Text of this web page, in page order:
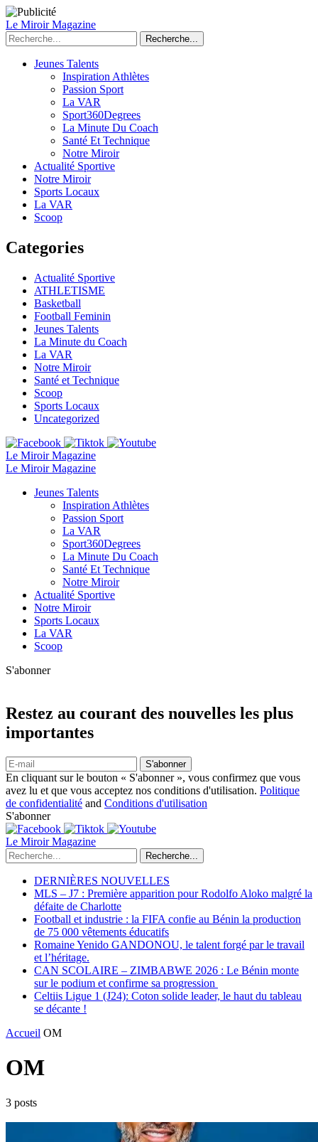
Le Miroir Magazine
Recherche...
Jeunes Talents
Inspiration Athlètes
Passion Sport
La VAR
Sport360Degrees
La Minute Du Coach
Santé Et Technique
Notre Miroir
Actualité Sportive
Notre Miroir
Sports Locaux
La VAR
Scoop
Categories
Actualité Sportive
ATHLETISME
Basketball
Football Feminin
Jeunes Talents
La Minute du Coach
La VAR
Notre Miroir
Santé et Technique
Scoop
Sports Locaux
Uncategorized
Le Miroir Magazine
Le Miroir Magazine
Jeunes Talents
Inspiration Athlètes
Passion Sport
La VAR
Sport360Degrees
La Minute Du Coach
Santé Et Technique
Notre Miroir
Actualité Sportive
Notre Miroir
Sports Locaux
La VAR
Scoop
S'abonner
Restez au courant des nouvelles les plus
importantes
S'abonner
En cliquant sur le bouton « S'abonner », vous confirmez que vous
avez lu et que vous acceptez nos conditions d'utilisation. Politique
de confidentialité and Conditions d'utilisation
S'abonner
Le Miroir Magazine
Recherche...
DERNIÈRES NOUVELLES
MLS – J7 : Première apparition pour Rodolfo Aloko malgré la
défaite de Charlotte
Football et industrie : la FIFA confie au Bénin la production
de 75 000 vêtements éducatifs
Romaine Yenido GANDONOU, le talent forgé par le travail
et l’héritage.
CAN SCOLAIRE – ZIMBABWE 2026 : Le Bénin monte
sur le podium et confirme sa progression
Celtiis Ligue 1 (J24): Coton solide leader, le haut du tableau
se décante !
Accueil OM
OM
3 posts